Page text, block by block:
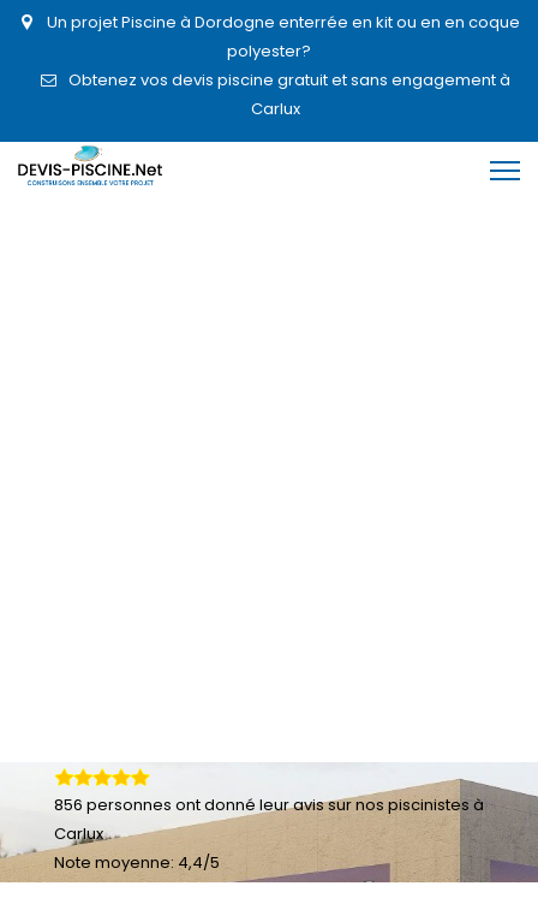
Un projet Piscine à Dordogne enterrée en kit ou en en coque
polyester?
Obtenez vos devis piscine gratuit et sans engagement à
Carlux
856 personnes ont donné leuravis sur nos piscinistes à
Carlux
Note moyenne: 4,4/5